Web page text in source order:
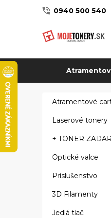
0940 500 540
Atramentové
Laserové tonery
+ TONER
Optické valce
Príslušenstvo
3D Filamenty
Jedlá tlač